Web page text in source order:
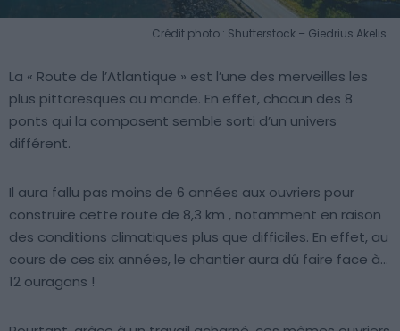
Crédit photo : Shutterstock – Giedrius Akelis
La « Route de l’Atlantique » est l’une des merveilles les
plus pittoresques au monde. En effet, chacun des 8
ponts qui la composent semble sorti d’un univers
différent.
Il aura fallu pas moins de 6 années aux ouvriers pour
construire cette route de 8,3 km , notamment en raison
des conditions climatiques plus que difficiles. En effet, au
cours de ces six années, le chantier aura dû faire face à…
12 ouragans !